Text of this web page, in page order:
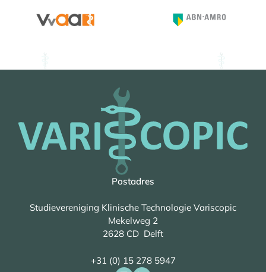
Postadres
Studievereniging Klinische Technologie Variscopic
Mekelweg 2
2628 CD Delft
+31 (0) 15 278 5947